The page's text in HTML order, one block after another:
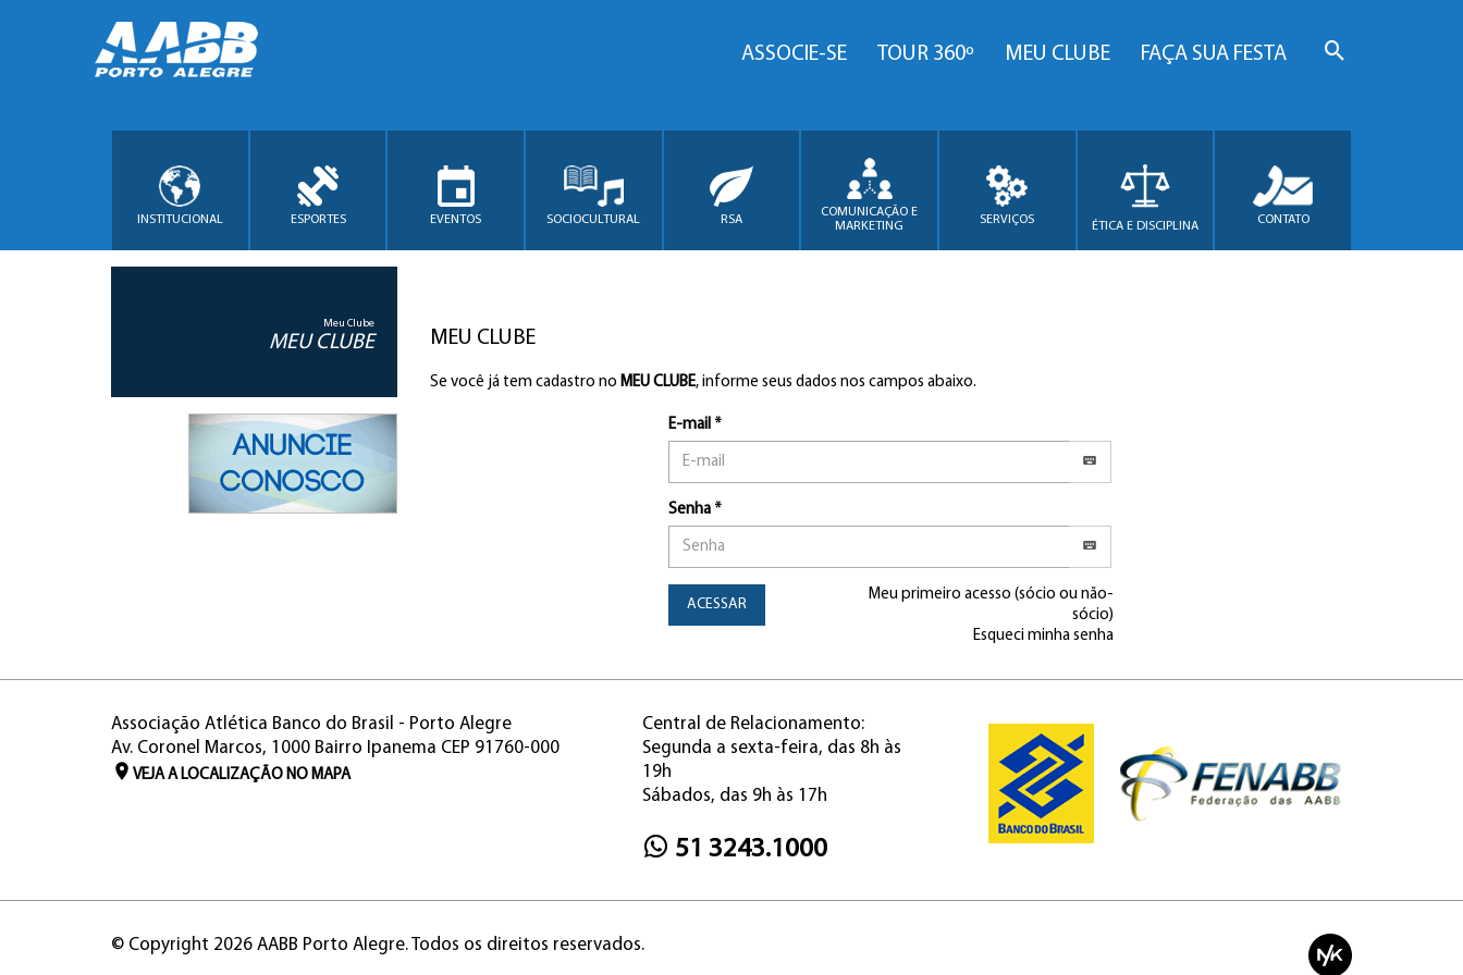
ASSOCIE-SE TOUR 360º MEU CLUBE FAÇA SUA FESTA
INSTITUCIONAL ESPORTES EVENTOS SOCIOCULTURAL RSA
COMUNICAÇÃO E
MARKETING
SERVIÇOS ÉTICA E DISCIPLINA CONTATO
Meu Clube
MEU CLUBE MEU CLUBE
Se você já tem cadastro no MEU CLUBE, informe seus dados nos campos abaixo.
E-mail *
Senha *
ACESSAR
Meu primeiro acesso (sócio ou não-
sócio)
Esqueci minha senha
Associação Atlética Banco do Brasil - Porto Alegre
Av. Coronel Marcos, 1000 Bairro Ipanema CEP 91760-000
VEJA A LOCALIZAÇÃO NO MAPA
Central de Relacionamento:
Segunda a sexta-feira, das 8h às
19h
Sábados, das 9h às 17h
51 3243.1000
© Copyright 2026 AABB Porto Alegre. Todos os direitos reservados.